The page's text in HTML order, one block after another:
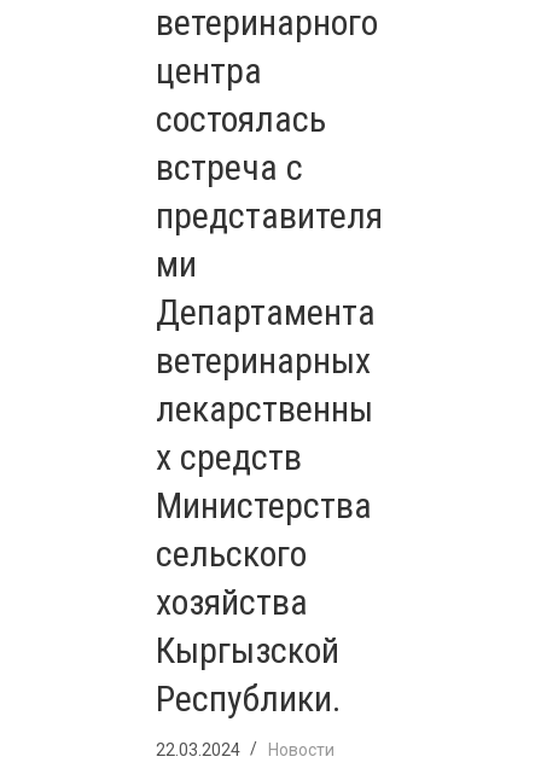
ветеринарного
центра
состоялась
встреча с
представителя
ми
Департамента
ветеринарных
лекарственны
х средств
Министерства
сельского
хозяйства
Кыргызской
Республики.
22.03.2024 Новости